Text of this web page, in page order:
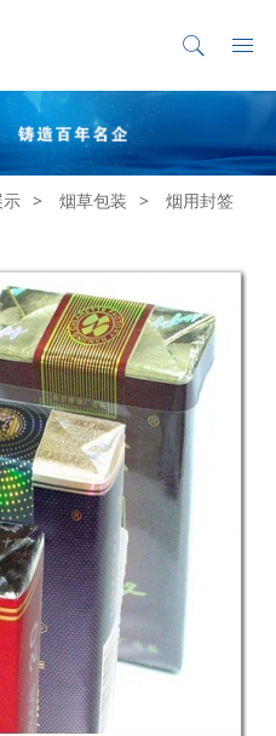
示 > 烟草包装 > 烟用封签